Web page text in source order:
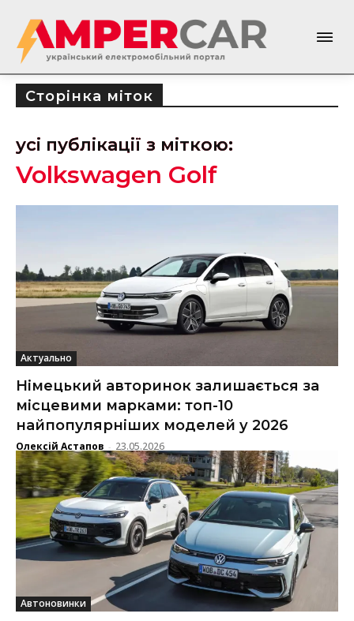
Сторінка міток
усі публікації з міткою:
Volkswagen Golf
Актуально
Німецький авторинок залишається за
місцевими марками: топ-10
найпопулярніших моделей у 2026
Олексій Астапов - 23.05.2026
Автоновинки